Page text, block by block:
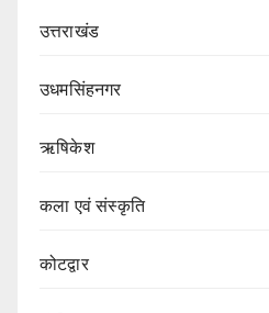
उत्तराखंड
उधमसिंहनगर
ऋषिकेश
कला एवं संस्कृति
कोटद्वार